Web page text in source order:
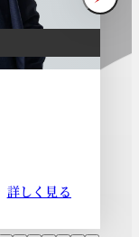
詳しく見る